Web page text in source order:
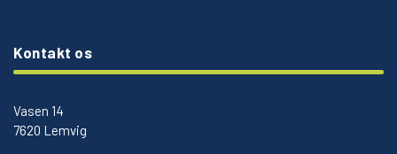
Kontakt os
Vasen 14
7620 Lemvig